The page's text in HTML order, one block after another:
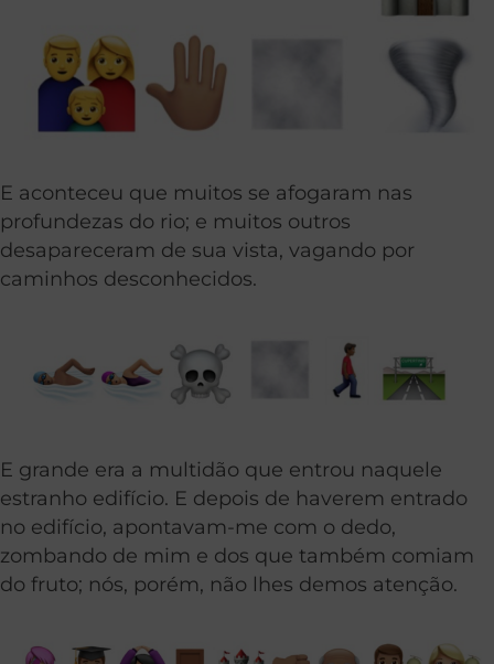
E aconteceu que muitos se afogaram nas
profundezas do rio; e muitos outros
desapareceram de sua vista, vagando por
caminhos desconhecidos.
E grande era a multidão que entrou naquele
estranho edifício. E depois de haverem entrado
no edifício, apontavam-me com o dedo,
zombando de mim e dos que também comiam
do fruto; nós, porém, não lhes demos atenção.